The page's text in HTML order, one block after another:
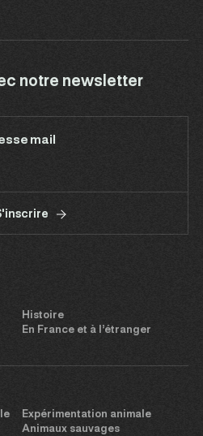
notre newsletter
mail
Histoire
En France et à l’étranger
Expérimentation animale
Animaux sauvages